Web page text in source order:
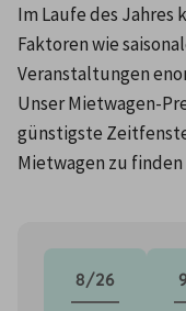
Im Laufe des Jahres
Faktoren wie
Veranstaltungen
Unser Mietwagen-
günstigste
Mietwagen zu
8/26